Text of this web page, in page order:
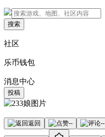
搜索
社区
乐币钱包
消息中心
投稿
返回 -- --